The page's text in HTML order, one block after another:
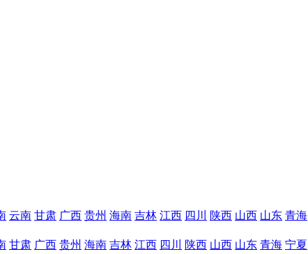
云南 甘肃 广西 贵州 海南 吉林 江西 四川 陕西 山西 山东 青海
甘肃 广西 贵州 海南 吉林 江西 四川 陕西 山西 山东 青海 宁夏